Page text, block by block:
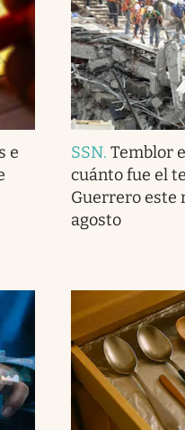
e
SSN.Temblor
cuánto fue el
Guerrero este
agosto